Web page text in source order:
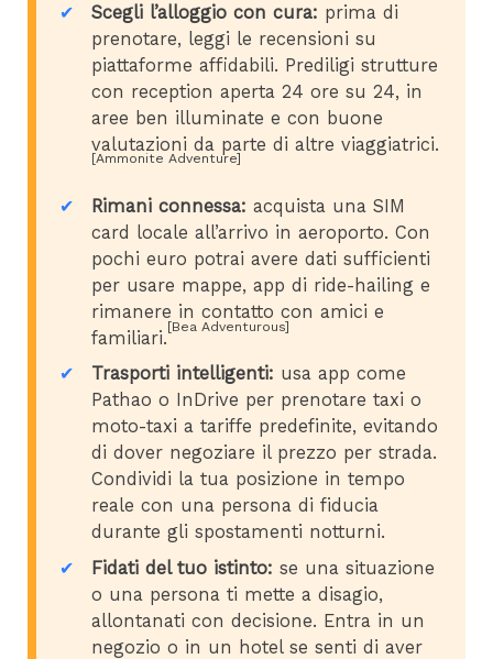
Scegli l’alloggio con cura: prima di
prenotare, leggi le recensioni su
piattaforme affidabili. Prediligi strutture
con reception aperta 24 ore su 24, in
aree ben illuminate e con buone
valutazioni da parte di altre viaggiatrici.
[Ammonite Adventure]
Rimani connessa: acquista una SIM
card locale all’arrivo in aeroporto. Con
pochi euro potrai avere dati sufficienti
per usare mappe, app di ride-hailing e
rimanere in contatto con amici e
familiari.
[Bea Adventurous]
Trasporti intelligenti: usa app come
Pathao o InDrive per prenotare taxi o
moto-taxi a tariffe predefinite, evitando
di dover negoziare il prezzo per strada.
Condividi la tua posizione in tempo
reale con una persona di fiducia
durante gli spostamenti notturni.
Fidati del tuo istinto: se una situazione
o una persona ti mette a disagio,
allontanati con decisione. Entra in un
negozio o in un hotel se senti di aver